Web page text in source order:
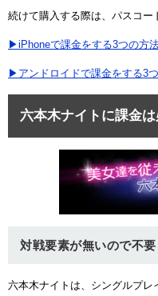
続けて購入する際は、パスコー
▶iPhoneで課金をする3つの方
▶アンドロイドで課金をする3
六本木ナイトに課金
対戦要素が無いので不要
六本木ナイトは、シングルプ